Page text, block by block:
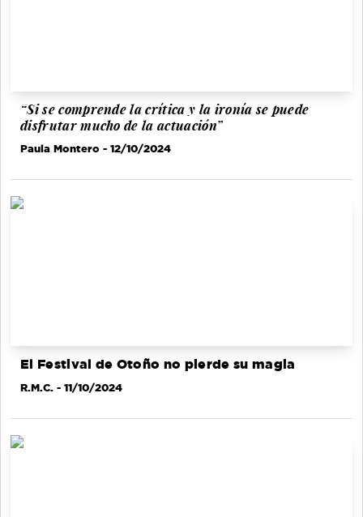
“Si se comprende la crítica y la ironía se puede
disfrutar mucho de la actuación”
Paula Montero - 12/10/2024
El Festival de Otoño no pierde su magia
R.M.C. - 11/10/2024